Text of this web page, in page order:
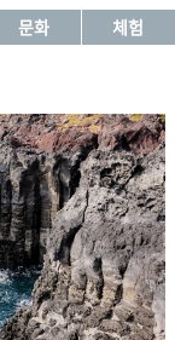
문화 체험